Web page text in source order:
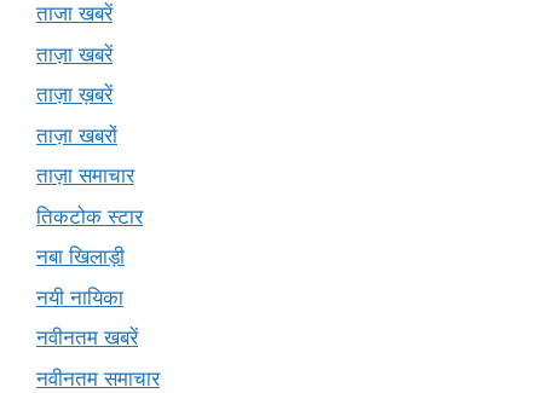
ताजा खबरें
ताज़ा खबरें
ताज़ा ख़बरें
ताज़ा खबरों
ताज़ा समाचार
तिकटोक स्टार
नबा खिलाड़ी
नयी नायिका
नवीनतम खबरें
नवीनतम समाचार